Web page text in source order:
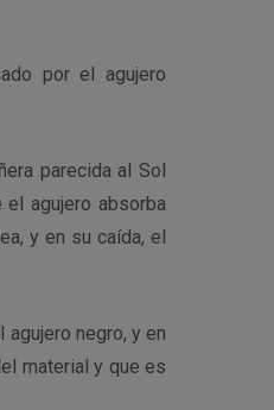
por el agujero
parecida al Sol
agujero absorba
y en su caída, el
negro, y en
material y que es